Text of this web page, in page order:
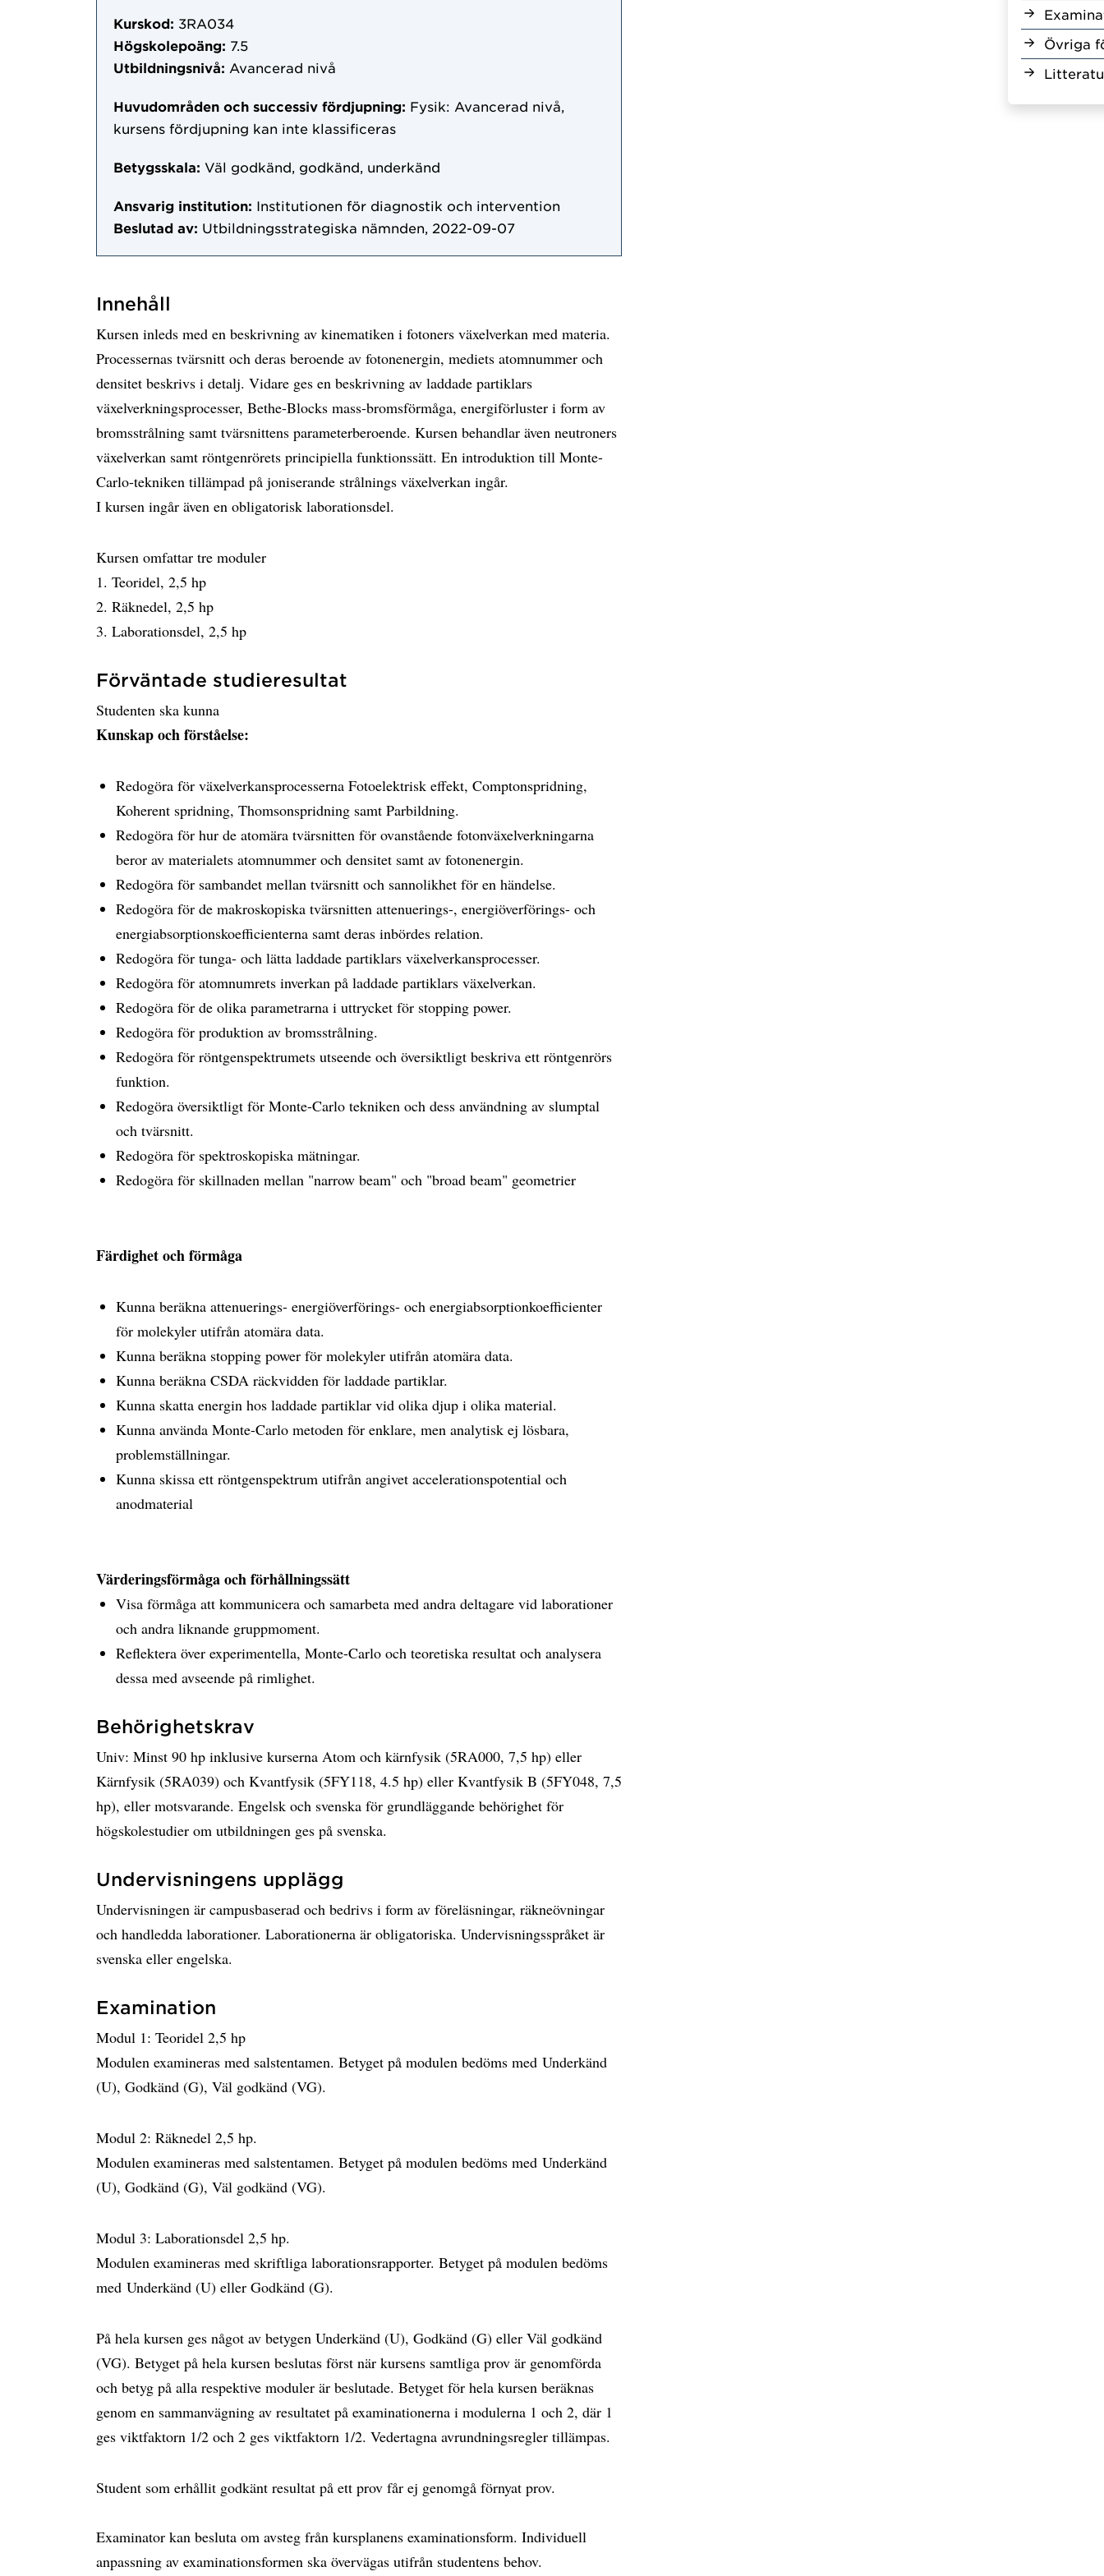
Övriga
Kurskod: 3RA034
Högskolepoäng: 7.5
Utbildningsnivå: Avancerad nivå
Huvudområden och successiv fördjupning: Fysik: Avancerad nivå,
kursens fördjupning kan inte klassificeras
Betygsskala: Väl godkänd, godkänd, underkänd
Ansvarig institution: Institutionen för diagnostik och intervention
Beslutad av: Utbildningsstrategiska nämnden, 2022-09-07
Innehåll
Kursen inleds med en beskrivning av kinematiken i fotoners växelverkan med materia.
Processernas tvärsnitt och deras beroende av fotonenergin, mediets atomnummer och
densitet beskrivs i detalj. Vidare ges en beskrivning av laddade partiklars
växelverkningsprocesser, Bethe-Blocks mass-bromsförmåga, energiförluster i form av
bromsstrålning samt tvärsnittens parameterberoende. Kursen behandlar även neutroners
växelverkan samt röntgenrörets principiella funktionssätt. En introduktion till Monte-
Carlo-tekniken tillämpad på joniserande strålnings växelverkan ingår.
I kursen ingår även en obligatorisk laborationsdel.
Kursen omfattar tre moduler
1. Teoridel, 2,5 hp
2. Räknedel, 2,5 hp
3. Laborationsdel, 2,5 hp
Förväntade studieresultat
Studenten ska kunna
Kunskap och förståelse:
Redogöra för växelverkansprocesserna Fotoelektrisk effekt, Comptonspridning,
Koherent spridning, Thomsonspridning samt Parbildning.
Redogöra för hur de atomära tvärsnitten för ovanstående fotonväxelverkningarna
beror av materialets atomnummer och densitet samt av fotonenergin.
Redogöra för sambandet mellan tvärsnitt och sannolikhet för en händelse.
Redogöra för de makroskopiska tvärsnitten attenuerings-, energiöverförings- och
energiabsorptionskoefficienterna samt deras inbördes relation.
Redogöra för tunga- och lätta laddade partiklars växelverkansprocesser.
Redogöra för atomnumrets inverkan på laddade partiklars växelverkan.
Redogöra för de olika parametrarna i uttrycket för stopping power.
Redogöra för produktion av bromsstrålning.
Redogöra för röntgenspektrumets utseende och översiktligt beskriva ett röntgenrörs
funktion.
Redogöra översiktligt för Monte-Carlo tekniken och dess användning av slumptal
och tvärsnitt.
Redogöra för spektroskopiska mätningar.
Redogöra för skillnaden mellan "narrow beam" och "broad beam" geometrier
Färdighet och förmåga
Kunna beräkna attenuerings- energiöverförings- och energiabsorptionkoefficienter
för molekyler utifrån atomära data.
Kunna beräkna stopping power för molekyler utifrån atomära data.
Kunna beräkna CSDA räckvidden för laddade partiklar.
Kunna skatta energin hos laddade partiklar vid olika djup i olika material.
Kunna använda Monte-Carlo metoden för enklare, men analytisk ej lösbara,
problemställningar.
Kunna skissa ett röntgenspektrum utifrån angivet accelerationspotential och
anodmaterial
Värderingsförmåga och förhållningssätt
Visa förmåga att kommunicera och samarbeta med andra deltagare vid laborationer
och andra liknande gruppmoment.
Reflektera över experimentella, Monte-Carlo och teoretiska resultat och analysera
dessa med avseende på rimlighet.
Behörighetskrav
Univ: Minst 90 hp inklusive kurserna Atom och kärnfysik (5RA000, 7,5 hp) eller
Kärnfysik (5RA039) och Kvantfysik (5FY118, 4.5 hp) eller Kvantfysik B (5FY048, 7,5
hp), eller motsvarande. Engelsk och svenska för grundläggande behörighet för
högskolestudier om utbildningen ges på svenska.
Undervisningens upplägg
Undervisningen är campusbaserad och bedrivs i form av föreläsningar, räkneövningar
och handledda laborationer. Laborationerna är obligatoriska. Undervisningsspråket är
svenska eller engelska.
Examination
Modul 1: Teoridel 2,5 hp
Modulen examineras med salstentamen. Betyget på modulen bedöms med Underkänd
(U), Godkänd (G), Väl godkänd (VG).
Modul 2: Räknedel 2,5 hp.
Modulen examineras med salstentamen. Betyget på modulen bedöms med Underkänd
(U), Godkänd (G), Väl godkänd (VG).
Modul 3: Laborationsdel 2,5 hp.
Modulen examineras med skriftliga laborationsrapporter. Betyget på modulen bedöms
med Underkänd (U) eller Godkänd (G).
På hela kursen ges något av betygen Underkänd (U), Godkänd (G) eller Väl godkänd
(VG). Betyget på hela kursen beslutas först när kursens samtliga prov är genomförda
och betyg på alla respektive moduler är beslutade. Betyget för hela kursen beräknas
genom en sammanvägning av resultatet på examinationerna i modulerna 1 och 2, där 1
ges viktfaktorn 1/2 och 2 ges viktfaktorn 1/2. Vedertagna avrundningsregler tillämpas.
Student som erhållit godkänt resultat på ett prov får ej genomgå förnyat prov.
Examinator kan besluta om avsteg från kursplanens examinationsform. Individuell
anpassning av examinationsformen ska övervägas utifrån studentens behov.